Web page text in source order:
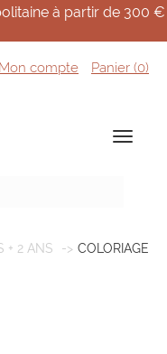
à partir de 300 €
Mon compte Panier (0)
+ 2 ANS COLORIAGE